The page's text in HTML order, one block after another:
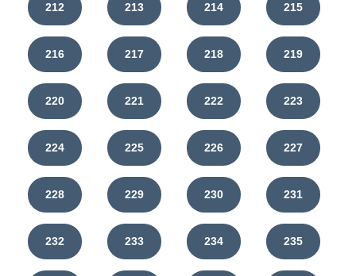
212 213 214 215
216 217 218 219
220 221 222 223
224 225 226 227
228 229 230 231
232 233 234 235